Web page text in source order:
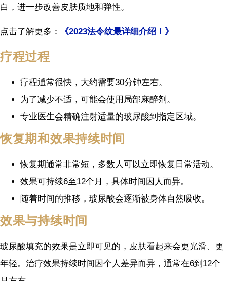
白，进一步改善皮肤质地和弹性。
点击了解更多： 《2023法令纹最详细介绍！》
疗程过程
疗程通常很快，大约需要30分钟左右。
为了减少不适，可能会使用局部麻醉剂。
专业医生会精确注射适量的玻尿酸到指定区域。
恢复期和效果持续时间
恢复期通常非常短，多数人可以立即恢复日常活动。
效果可持续6至12个月，具体时间因人而异。
随着时间的推移，玻尿酸会逐渐被身体自然吸收。
效果与持续时间
玻尿酸填充的效果是立即可见的，皮肤看起来会更光滑、更
年轻。治疗效果持续时间因个人差异而异，通常在6到12个